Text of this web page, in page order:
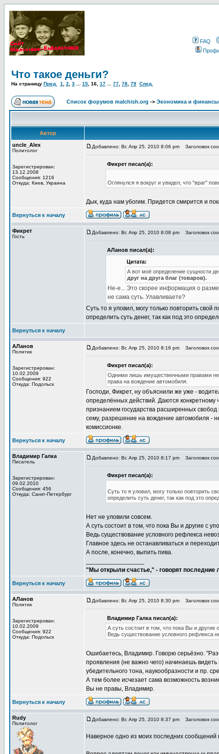
FAQ
Что такое деньги?
На страницу Пред. 1 2 3 15 16 17 77 78 79 След.
Список форумов malchish.org -> Экономика и финансы
Автор
uncle_Alex
Политолог
Зарегистрирован:
13.12.2008
Сообщения: 1216
Откуда: Киев, Украина
Добавлено: Вс Апр 25, 2010 8:06 pm Заголовок
Фикрет писал(а):
Оглянулся я вокруг и увидел, что "враг"
Дык, куда нам убогим. Придется смирится и
Вернуться к началу
Фикрет
Гость
Добавлено: Вс Апр 25, 2010 8:08 pm Заголовок
АЛанов писал(а):
Цитата:
А вот моё определение сущности
друг на друга благ (товаров).
Не-е... Это скорее информация о
не сама суть. Улавливаете?
Суть то я уловил, могу только повторить
определить суть денег, так как под это
Вернуться к началу
АЛанов
Политик
Зарегистрирован:
10.02.2009
Сообщения: 922
Откуда: Подольск
Добавлено: Вс Апр 25, 2010 8:16 pm Заголовок
Фикрет писал(а):
Одними лишь имущественными правами
права на вождение автомобиля.
Господи, Фикрет, ну объяснили же уже -
определённых действий. Даются конкретному
признанием государства расширенных
сему, разрешение на вождение автомобиля -
комиссионке.
Вернуться к началу
Владимир Галка
Писатель
Зарегистрирован:
09.02.2010
Сообщения: 456
Откуда: Санкт-Петербург
Добавлено: Вс Апр 25, 2010 8:17 pm Заголовок
Фикрет писал(а):
Суть то я уловил, могу только повторить
определить суть денег, так как под это
Нет не уловили совсем.
А суть состоит в том, что пока Вы и другие с
Ведь существование условного рефлекса
Главное здесь не останавливаться и
А после, конечно, выпить пива.
"Мы открыли счастье," - говорят
Вернуться к началу
АЛанов
Политик
Зарегистрирован:
10.02.2009
Сообщения: 922
Откуда: Подольск
Добавлено: Вс Апр 25, 2010 8:30 pm Заголовок
Владимир Галка писал(а):
А суть состоит в том, что пока Вы и
Ведь существование условного рефлекса
Ошибаетесь, Владимир. Говорю серьёзно.
проявления (не важно чего) начинаешь
убедительного тона, наукообразности и пр.
А тем более исчезает сама возможность
Вы не правы, Владимир.
Вернуться к началу
Rudy
Политолог
Добавлено: Вс Апр 25, 2010 8:37 pm Заголовок
Наверное одно из моих последних сообщений